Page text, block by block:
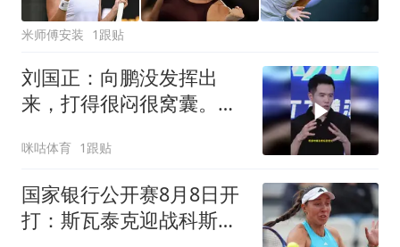
米师傅安装 1跟贴
刘国正：向鹏没发挥出
来，打得很闷很窝囊。向
滨冠军赛八强
咪咕体育 1跟贴
国家银行公开赛8月8日开
打：斯瓦泰克迎战科斯秋